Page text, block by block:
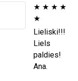
★ ★ ★ ★
★
Lieliski!!!
Liels
paldies!
Ana.